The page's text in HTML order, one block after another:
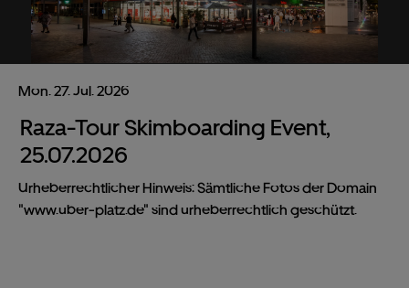
Mon.27.Jul.2026
Raza-Tour Skimboarding Event,
25.07.2026
Urheberrechtlicher Hinweis: Sämtliche Fotos der Domain
"www.uber-platz.de" sind urheberrechtlich geschützt.